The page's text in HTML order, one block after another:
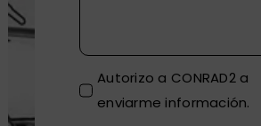
Autorizo a CONRAD2 a
enviarme información.